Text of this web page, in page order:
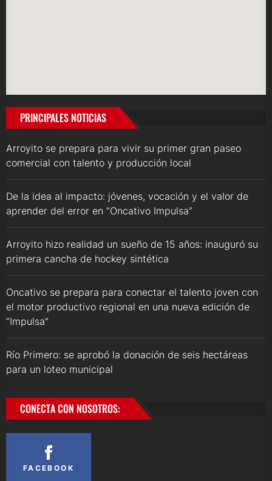
PRINCIPALES NOTICIAS
Arroyito se prepara para vivir su primer gran paseo
comercial con talento y producción local
De la idea al impacto: jóvenes, vocación y el valor de
aprender del error en “Oncativo Impulsa”
Arroyito hizo realidad un sueño de 15 años: inauguró su
primera cancha de hockey sintética
Oncativo se prepara para conectar el talento joven con
el motor productivo regional en una nueva edición de
“Impulsa”
Río Primero: se aprobó la donación de seis hectáreas
para un loteo municipal
CONECTA CON NOSOTROS:
FACEBOOK